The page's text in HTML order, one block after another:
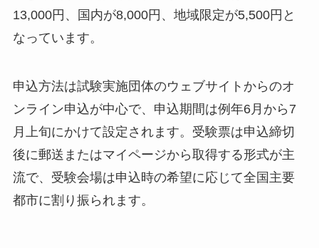
13,000円、国内が8,000円、地域限定が5,500円と
なっています。
申込方法は試験実施団体のウェブサイトからのオ
ンライン申込が中心で、申込期間は例年6月から7
月上旬にかけて設定されます。受験票は申込締切
後に郵送またはマイページから取得する形式が主
流で、受験会場は申込時の希望に応じて全国主要
都市に割り振られます。